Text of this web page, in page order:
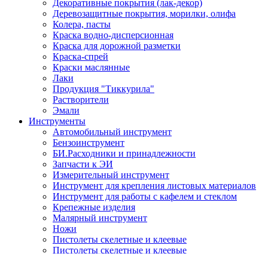
Декоративные покрытия (лак-декор)
Деревозащитные покрытия, морилки, олифа
Колера, пасты
Краска водно-дисперсионная
Краска для дорожной разметки
Краска-спрей
Краски маслянные
Лаки
Продукция "Тиккурила"
Растворители
Эмали
Инструменты
Автомобильный инструмент
Бензоинструмент
БИ.Расходники и принадлежности
Запчасти к ЭИ
Измерительный инструмент
Инструмент для крепления листовых материалов
Инструмент для работы с кафелем и стеклом
Крепежные изделия
Малярный инструмент
Ножи
Пистолеты скелетные и клеевые
Пистолеты скелетные и клеевые